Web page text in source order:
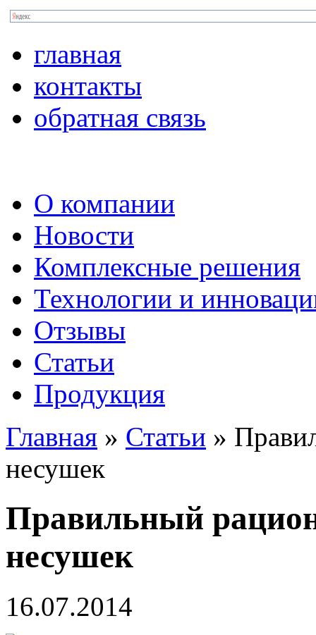
главная
контакты
обратная связь
О компании
Новости
Комплексные решения
Технологии и
Отзывы
Статьи
Продукция
Главная » Статьи »
несушек
Правильный
несушек
16.07.2014